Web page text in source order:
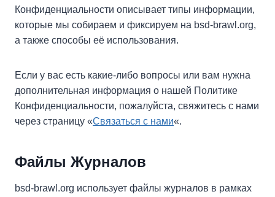
Конфиденциальности описывает типы информации,
которые мы собираем и фиксируем на bsd-brawl.org,
а также способы её использования.
Если у вас есть какие-либо вопросы или вам нужна
дополнительная информация о нашей Политике
Конфиденциальности, пожалуйста, свяжитесь с нами
через страницу «Связаться с нами«.
Файлы Журналов
bsd-brawl.org использует файлы журналов в рамках